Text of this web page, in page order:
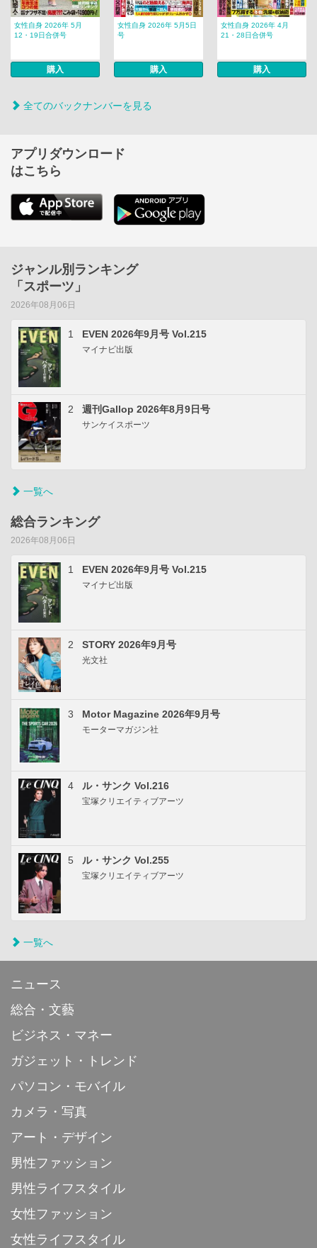
女性自身 2026年 5月
12・19日合併号
購入
女性自身 2026年 5月5日
号
購入
女性自身 2026年 4月
21・28日合併号
購入
全てのバックナンバーを見る
アプリダウンロード
はこちら
ジャンル別ランキング
「スポーツ」
2026年08月06日
1 EVEN 2026年9月号 Vol.215
マイナビ出版
2 週刊Gallop 2026年8月9日号
サンケイスポーツ
一覧へ
総合ランキング
2026年08月06日
1 EVEN 2026年9月号 Vol.215
マイナビ出版
2 STORY 2026年9月号
光文社
3 Motor Magazine 2026年9月号
モーターマガジン社
4 ル・サンク Vol.216
宝塚クリエイティブアーツ
5 ル・サンク Vol.255
宝塚クリエイティブアーツ
一覧へ
ニュース
総合・文藝
ビジネス・マネー
ガジェット・トレンド
パソコン・モバイル
カメラ・写真
アート・デザイン
男性ファッション
男性ライフスタイル
女性ファッション
女性ライフスタイル